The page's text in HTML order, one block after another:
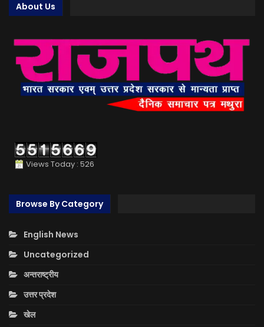
About Us
Views Today : 526
Browse By Category
English News
Uncategorized
अन्तराष्ट्रीय
उत्तर प्रदेश
खेल